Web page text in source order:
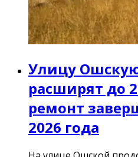
Улицу
расширят до
ремонт
2026 года